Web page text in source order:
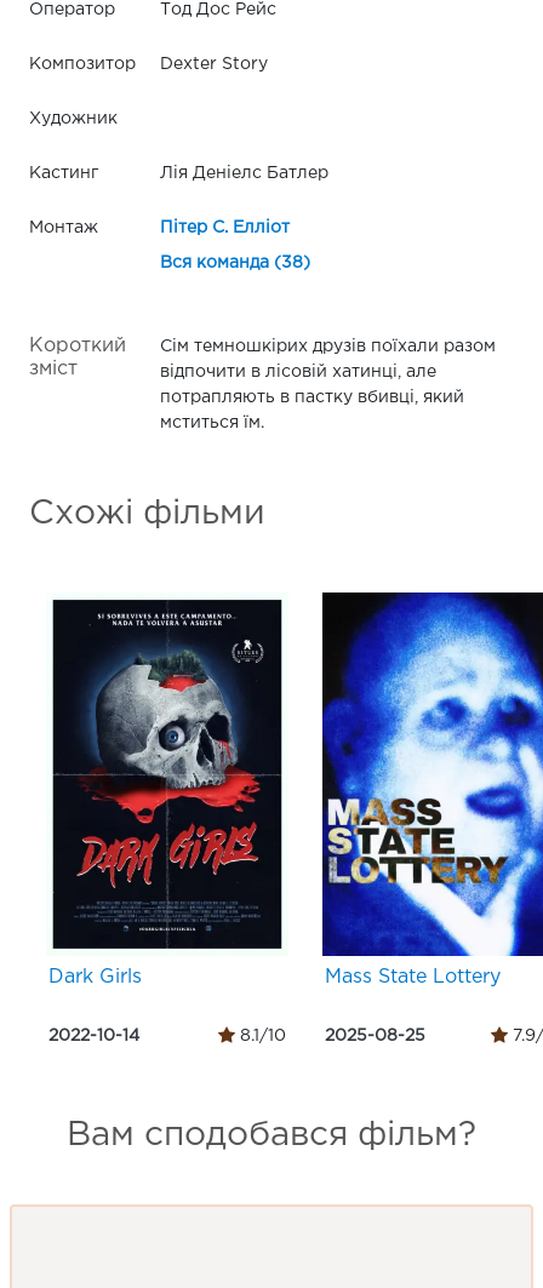
Оператор Тод Дос Рейс
Композитор Dexter Story
Художник
Кастинг Лія Деніелс Батлер
Монтаж Пітер С. Елліот
Вся команда (38)
Короткий
зміст
Сім темношкірих друзів поїхали разом
відпочити в лісовій хатинці, але
потрапляють в пастку вбивці, який
мститься їм.
Схожі фільми
Dark Girls
2022-10-14 8.1/10
Mass State Lottery
2025-08-25 7.9/
Вам сподобався фільм?